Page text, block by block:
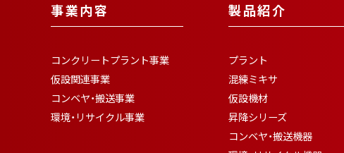
事業内容
コンクリートプラント事業
仮設関連事業
コンベヤ・搬送事業
環境・リサイクル事業
製品紹介
プラント
混練ミキサ
仮設機材
昇降シリーズ
コンベヤ・搬送機器